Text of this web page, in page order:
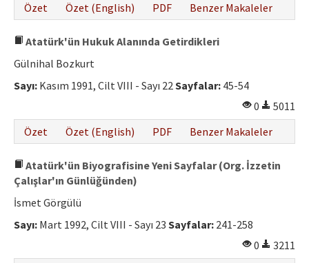
Özet
Özet (English) PDF Benzer Makaleler
Atatürk'ün Hukuk Alanında Getirdikleri
Gülnihal Bozkurt
Sayı: Kasım 1991, Cilt VIII - Sayı 22Sayfalar: 45-54
0
5011
Özet
Özet (English) PDF Benzer Makaleler
Atatürk'ün Biyografisine Yeni Sayfalar (Org. İzzetin
Çalışlar'ın Günlüğünden)
İsmet Görgülü
Sayı: Mart 1992, Cilt VIII - Sayı 23 Sayfalar: 241-258
0
3211